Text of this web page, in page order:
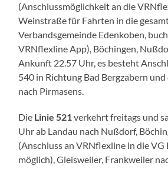
(Anschlussmöglichkeit an die
Weinstraße für Fahrten in die
Verbandsgemeinde Edenkoben,
VRNflexline App), Böchingen,
Ankunft 22.57 Uhr, es besteht
540 in Richtung Bad Bergzabern
nach Pirmasens.
Die Linie 521verkehrt freitags und
Uhr ab Landau nach Nußdorf,
(Anschluss an VRNflexline in die VG
möglich), Gleisweiler, Frankweiler